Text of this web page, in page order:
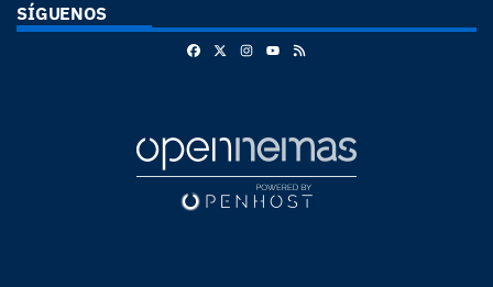
SÍGUENOS
FacebookInstagram